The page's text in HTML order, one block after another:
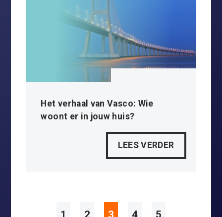
Het verhaal van Vasco: Wie
woont er in jouw huis?
LEES VERDER
1 2 3 4 5